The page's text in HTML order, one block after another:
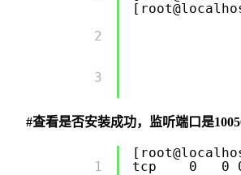
        2
        3
#查看是否安装成功，监听端口是
        1
tcp 0 0